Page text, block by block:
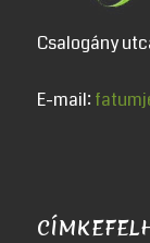
Csalogány
E-mail: